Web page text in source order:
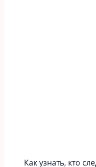
Как узнать, кто